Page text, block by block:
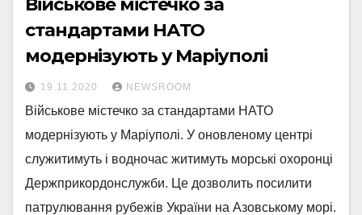
Військове містечко за
стандартами НАТО
модернізують у Маріуполі
19.11.2020 NEWSROOM
Військове містечко за стандартами НАТО
модернізують у Маріуполі. У оновленому центрі
служитимуть і водночас житимуть морські охоронці
Держприкордонслужби. Це дозволить посилити
патрулювання рубежів України на Азовському морі.